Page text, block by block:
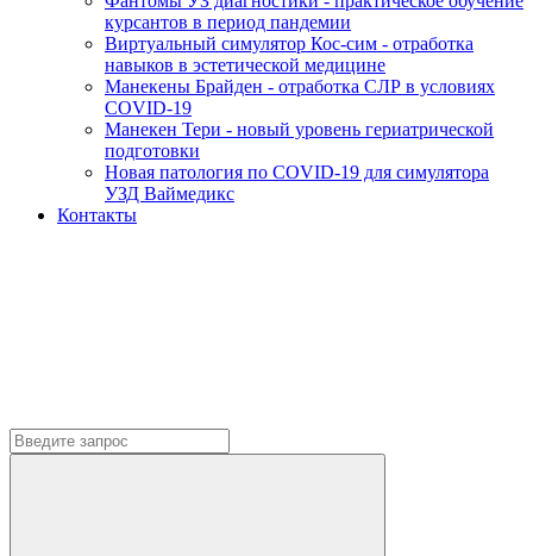
курсантов в период пандемии
Виртуальный симулятор Кос-сим - отработка
навыков в эстетической медицине
Манекены Брайден - отработка СЛР в условиях
COVID-19
Манекен Тери - новый уровень гериатрической
подготовки
Новая патология по COVID-19 для симулятора
УЗД Ваймедикс
Контакты